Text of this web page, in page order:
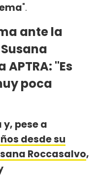
".
ante la
"Es
poca
pese a
desde su
Roccasalvo,